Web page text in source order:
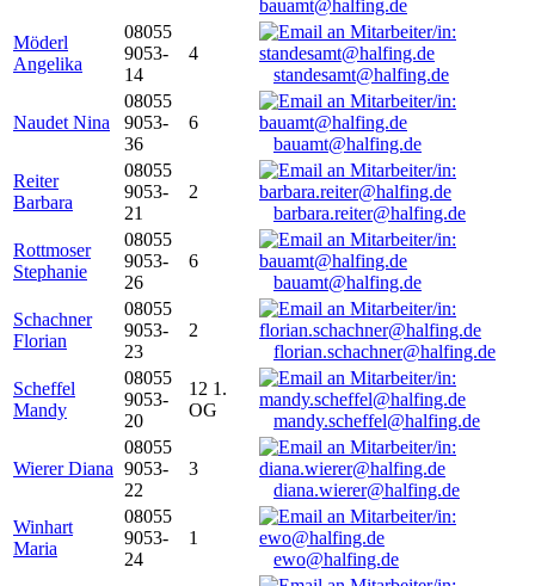
bauamt@halfing.de
Möderl
Angelika
08055
9053-
14
4
standesamt@halfing.de
Naudet Nina
08055
9053-
36
6
bauamt@halfing.de
Reiter
Barbara
08055
9053-
21
2
barbara.reiter@halfing.de
Rottmoser
Stephanie
08055
9053-
26
6
bauamt@halfing.de
Schachner
Florian
08055
9053-
23
2
florian.schachner@halfing.de
Scheffel
Mandy
08055
9053-
20
12 1.
OG
mandy.scheffel@halfing.de
Wierer Diana
08055
9053-
22
3
diana.wierer@halfing.de
Winhart
Maria
08055
9053-
24
1
ewo@halfing.de